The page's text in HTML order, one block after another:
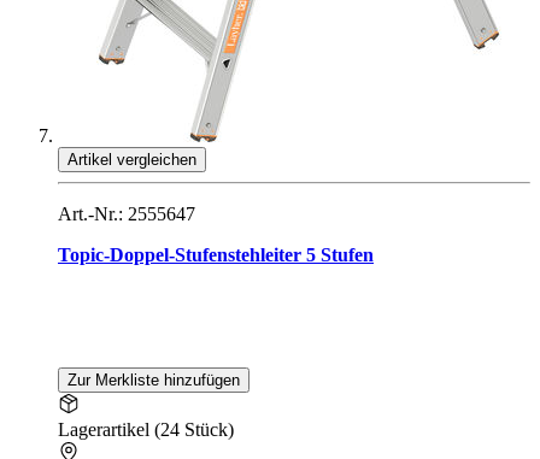
Artikel vergleichen
Art.-Nr.: 2555647
Topic-Doppel-Stufenstehleiter 5 Stufen
Zur Merkliste hinzufügen
Lagerartikel (24 Stück)